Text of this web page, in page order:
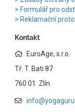
Formulář pro
Reklamační
Kontakt
EuroAge, s.r.o.
Tř. T. Bati 87
760 01 Zlín